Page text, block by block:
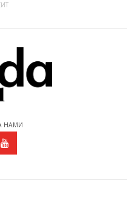
НАМИ